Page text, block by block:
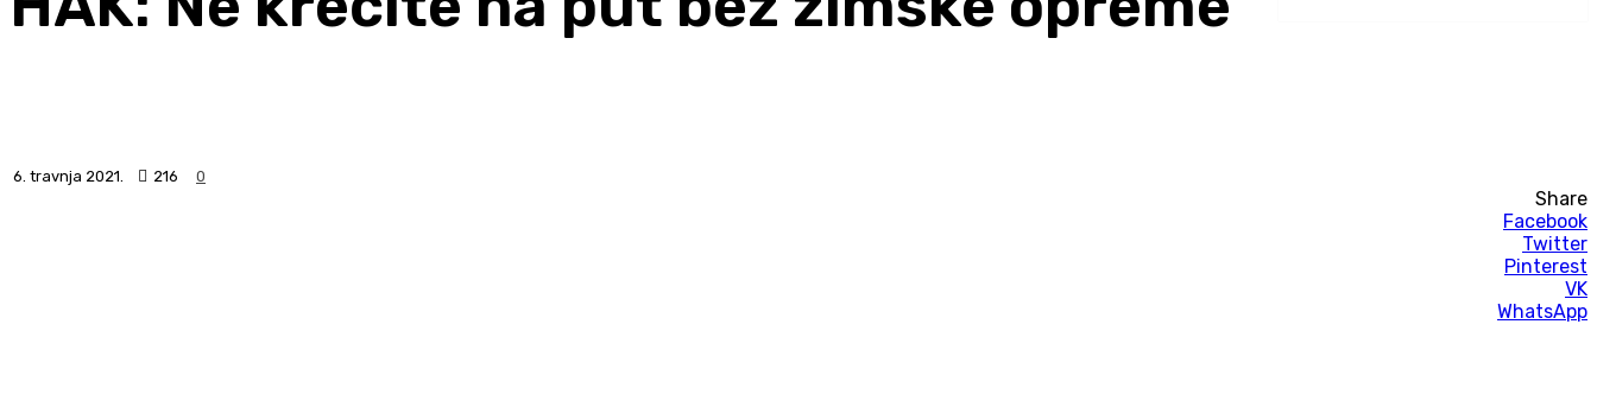
6. travnja 2021. 216 0
Share
Facebook
Twitter
Pinterest
VK
WhatsApp